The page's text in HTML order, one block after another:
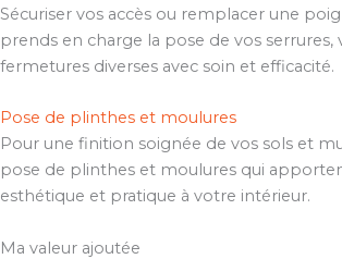
Sécuriser vos accès ou remplacer une
prends en charge la pose de vos serrures,
fermetures diverses avec soin et efficacité.
Pose de plinthes et moulures
Pour une finition soignée de vos sols et
pose de plinthes et moulures qui
esthétique et pratique à votre intérieur.
Ma valeur ajoutée